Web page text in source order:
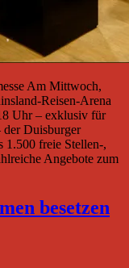
Am Mittwoch,
Reisen-Arena
Uhr – exklusiv für
Duisburger
freie Stellen-,
Angebote zum
besetzen